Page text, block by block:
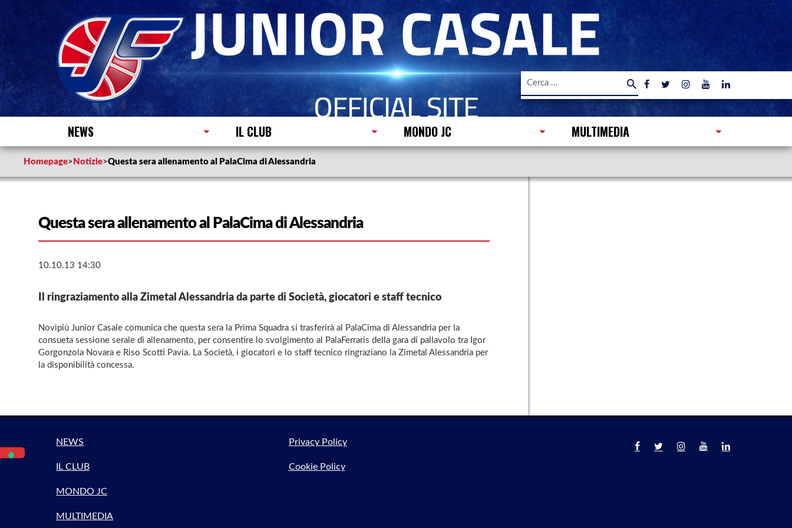
Ricerca
NEWS IL CLUB MONDO JC MULTIMEDIA
Homepage> Notizie>Questa sera allenamento al PalaCima di Alessandria
Questa sera allenamento al PalaCima di Alessandria
10.10.13 14:30
Il ringraziamento alla Zimetal Alessandria da parte di Società, giocatori e staff tecnico
Novipiù Junior Casale comunica che questa sera la Prima Squadra si trasferirà al PalaCima di Alessandria per la
consueta sessione serale di allenamento, per consentire lo svolgimento al PalaFerraris della gara di pallavolo tra Igor
Gorgonzola Novara e Riso Scotti Pavia. La Società, i giocatori e lo staff tecnico ringraziano la Zimetal Alessandria per
la disponibilità concessa.
NEWS
IL CLUB
MONDO JC
MULTIMEDIA
Privacy Policy
Cookie Policy